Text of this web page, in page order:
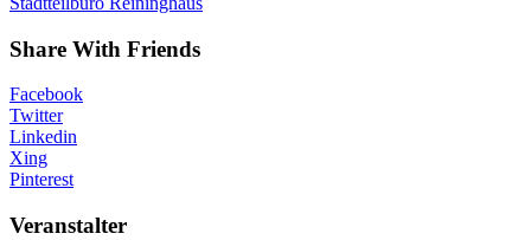
Share With Friends
Facebook
Twitter
Linkedin
Xing
Pinterest
Veranstalter